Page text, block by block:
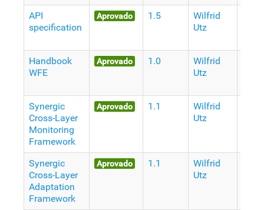
API
specification
Aprovado 1.5
Wilfrid
Utz
Handbook
WFE
Aprovado 1.0
Wilfrid
Utz
Synergic
Cross-Layer
Monitoring
Framework
Aprovado 1.1
Wilfrid
Utz
Synergic
Cross-Layer
Adaptation
Framework
Aprovado 1.1
Wilfrid
Utz